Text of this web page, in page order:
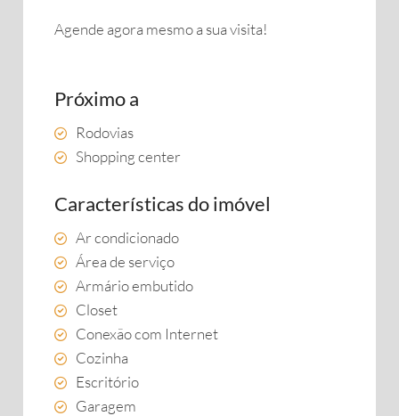
Agende agora mesmo a sua visita!
Próximo a
Rodovias
Shopping center
Características do imóvel
Ar condicionado
Área de serviço
Armário embutido
Closet
Conexão com Internet
Cozinha
Escritório
Garagem